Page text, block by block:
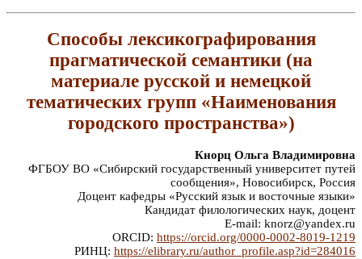
Способы лексикографирования
прагматической семантики (на
материале русской и немецкой
тематических групп «Наименования
городского пространства»)
Кнорц Ольга Владимировна
ФГБОУ ВО «Сибирский государственный университет путей
сообщения», Новосибирск, Россия
Доцент кафедры «Русский язык и восточные языки»
Кандидат филологических наук, доцент
E-mail: knorz@yandex.ru
ORCID: https://orcid.org/0000-0002-8019-1219
РИНЦ: https://elibrary.ru/author_profile.asp?id=284016